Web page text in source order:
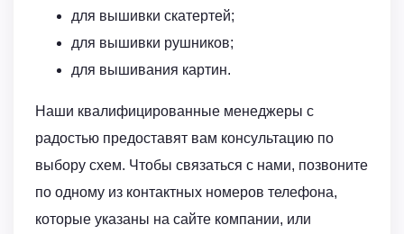
для вышивки скатертей;
для вышивки рушников;
для вышивания картин.
Наши квалифицированные менеджеры с
радостью предоставят вам консультацию по
выбору схем. Чтобы связаться с нами, позвоните
по одному из контактных номеров телефона,
которые указаны на сайте компании, или